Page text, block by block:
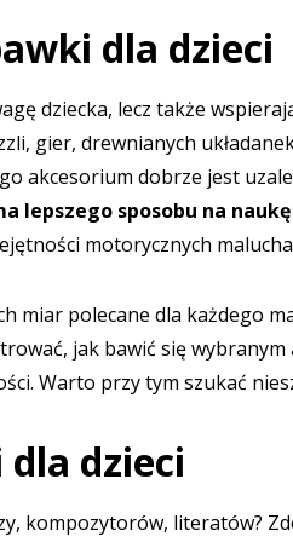
dla dzieci
dziecka, lecz także
gier, drewnianych
akcesorium dobrze jest
lepszego sposobu na
motorycznych
miar polecane dla każdego
jak bawić się
Warto przy tym szukać
dzieci
kompozytorów, literatów?